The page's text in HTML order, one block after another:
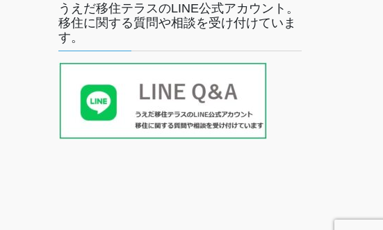
うえだ移住テラスのLINE公式アカウント。
移住に関する質問や相談を受け付けていま
す。